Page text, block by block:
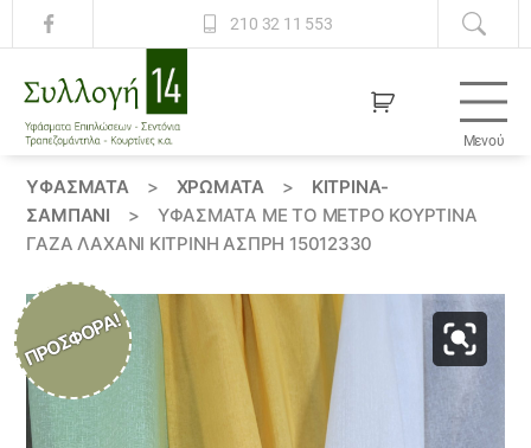
210 32 11 553
14
Μενού
ΥΦΆΣΜΑΤΑ > ΧΡΏΜΑΤΑ >
ΚΙΤΡΙΝΑ-
ΣΑΜΠΑΝΙ
>
ΎΦΑΣΜΑΤΑ ΜΕ ΤΟ ΜΕΤΡΟ ΚΟΥΡΤΊΝΑ
ΓΆΖΑ ΛΑΧΑΝΊ ΚΊΤΡΙΝΗ ΆΣΠΡΗ 15012330
ΠΡΟΣΦΟΡΆ!